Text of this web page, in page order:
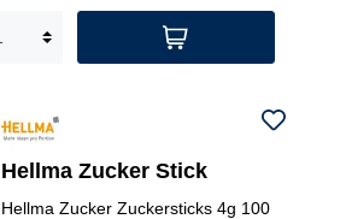
Hellma Zucker Stick
Hellma Zucker Zuckersticks 4g 100